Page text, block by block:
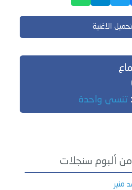
تحميل الاغنية
تنسى واحدة
ألبوم سنجلات
منير